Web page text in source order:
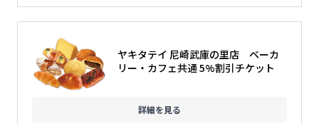
ヤキタテイ 尼崎武庫の里店 ベーカ
リー・カフェ共通 5%割引チケット
詳細を見る